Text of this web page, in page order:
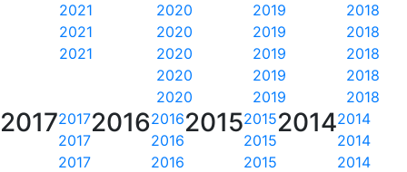
2021
2021
2021
2020
2020
2020
2020
2020
2019
2019
2019
2019
2019
2018
2018
2018
2018
2018
20172017
2017
2017
20162016
2016
2016
20152015
2015
2015
20142014
2014
2014